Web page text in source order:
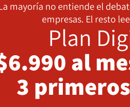
mayoría no entiende el
empresas. El resto
Plan
al
3